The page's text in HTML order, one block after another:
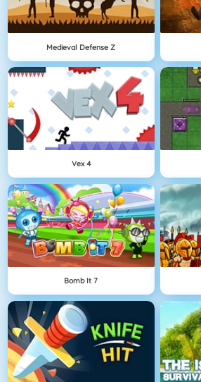
Medieval Defense Z
Vex 4
Bomb It 7